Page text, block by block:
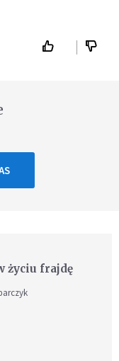
życiu frajdę